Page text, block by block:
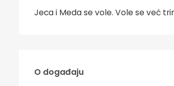
Jeca i Meda se vole. Vole se već
O događaju